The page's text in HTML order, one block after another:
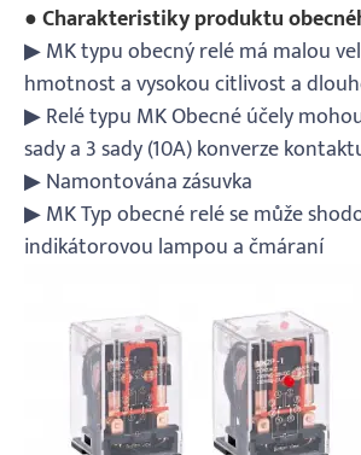
● Charakteristiky produktu
▶ MK typu obecný relé má malou
hmotnost a vysokou citlivost a
▶ Relé typu MK Obecné účely
sady a 3 sady (10A) konverze
▶ Namontována zásuvka
▶ MK Typ obecné relé se může
indikátorovou lampou a čmáraní